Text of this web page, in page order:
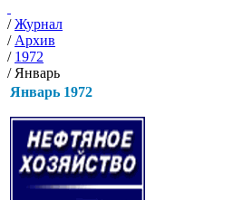
/Журнал
/ Архив
/ 1972
/ Январь
Январь 1972